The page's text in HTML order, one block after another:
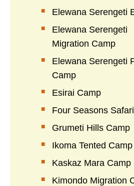
Elewana Serengeti
Elewana Serengeti
Migration Camp
Elewana Serengeti
Camp
Esirai Camp
Four Seasons
Grumeti Hills Camp
Ikoma Tented Camp
Kaskaz Mara Camp
Kimondo Migration